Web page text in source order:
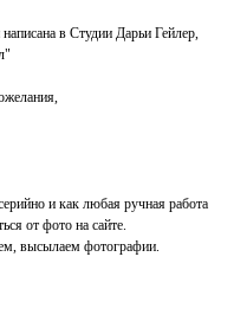
в Студии Дарьи Гейлер,
и как любая ручная работа
от фото на сайте.
высылаем фотографии.